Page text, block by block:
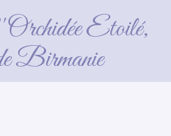
Etoilé,
Birmanie